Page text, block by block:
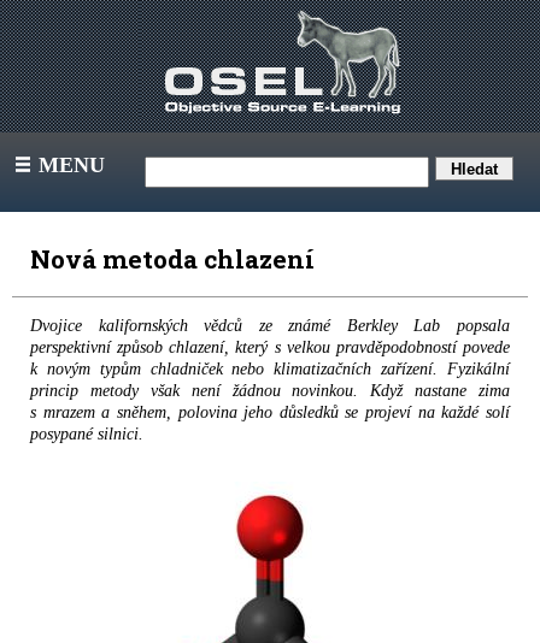
III MENU
Nová metoda chlazení
Dvojice kalifornských vědců ze známé Berkley Lab popsala
perspektivní způsob chlazení, který s velkou pravděpodobností povede
k novým typům chladniček nebo klimatizačních zařízení. Fyzikální
princip metody však není žádnou novinkou. Když nastane zima
s mrazem a sněhem, polovina jeho důsledků se projeví na každé solí
posypané silnici.